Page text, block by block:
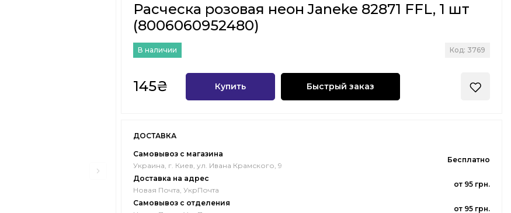
Расческа розовая неон Janeke 82871 FFL, 1 шт
(8006060952480)
В наличии Код: 3769
145₴ Купить Быстрый заказ
ДОСТАВКА
Самовывоз с магазина
Украина, г. Киев, ул. Ивана Крамского, 9
Бесплатно
Доставка на адрес
Новая Почта, УкрПочта
от 95 грн.
Самовывоз с отделения
от 95 грн.